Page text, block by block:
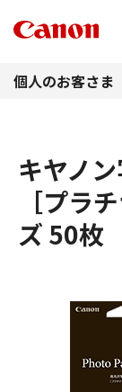
個人のお客さま
キヤノ
［プラ
ズ 50枚